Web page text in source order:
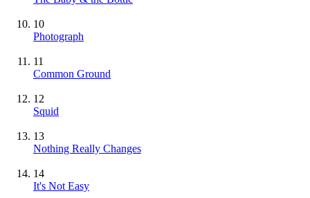
10
Photograph
11
Common Ground
12
Squid
13
Nothing Really Changes
14
It's Not Easy